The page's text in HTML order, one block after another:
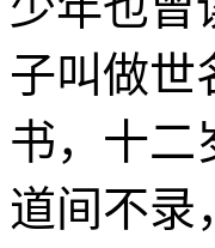
子叫做世
书，十二
道间不录